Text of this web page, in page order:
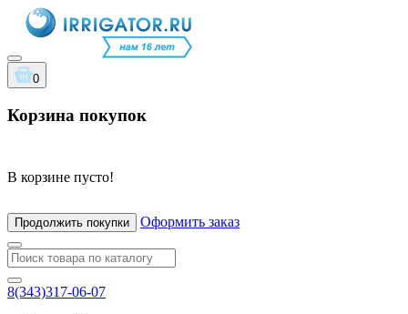
0
Корзина покупок
В корзине пусто!
Продолжить покупки Оформить заказ
8(343)317-06-07